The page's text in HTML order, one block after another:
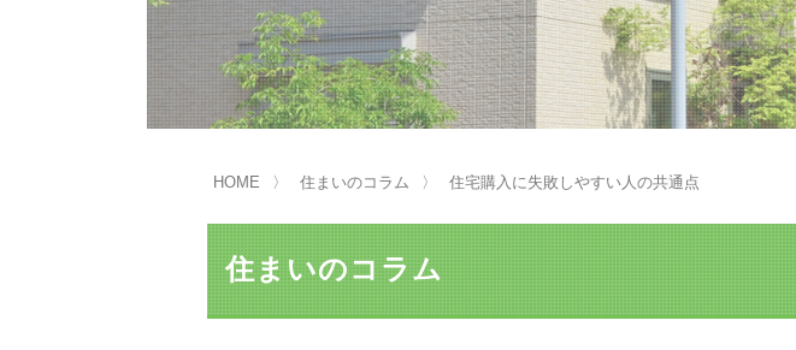
不動産の売却をお考えのお客様
くさの工務店が選ばれる理由 売却活動
買い替えサポート はじめての売却
不動産の購入をお考えのお客様
くさの工務店が選ばれる理由 購入されたお客様の声
住宅ローン控除・消費税について
HOME 住まいのコラム 住宅購入に失敗しやすい人の共通点
住まいのコラム